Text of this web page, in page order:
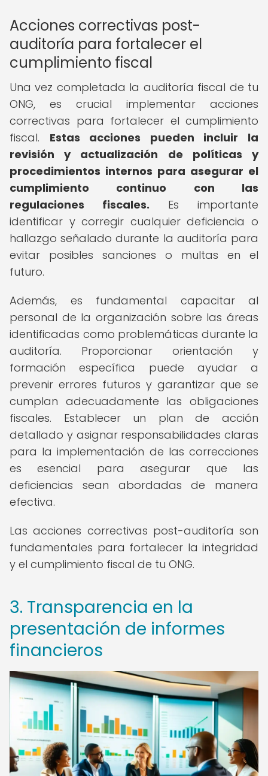
Acciones correctivas post-
auditoría para fortalecer el
cumplimiento fiscal
Una vez completada la auditoría fiscal de tu
ONG, es crucial implementar acciones
correctivas para fortalecer el cumplimiento
fiscal. Estas acciones pueden incluir la
revisión y actualización de políticas y
procedimientos internos para asegurar el
cumplimiento continuo con las
regulaciones fiscales. Es importante
identificar y corregir cualquier deficiencia o
hallazgo señalado durante la auditoría para
evitar posibles sanciones o multas en el
futuro.
Además, es fundamental capacitar al
personal de la organización sobre las áreas
identificadas como problemáticas durante la
auditoría. Proporcionar orientación y
formación específica puede ayudar a
prevenir errores futuros y garantizar que se
cumplan adecuadamente las obligaciones
fiscales. Establecer un plan de acción
detallado y asignar responsabilidades claras
para la implementación de las correcciones
es esencial para asegurar que las
deficiencias sean abordadas de manera
efectiva.
Las acciones correctivas post-auditoría son
fundamentales para fortalecer la integridad
y el cumplimiento fiscal de tu ONG.
3. Transparencia en la
presentación de informes
financieros